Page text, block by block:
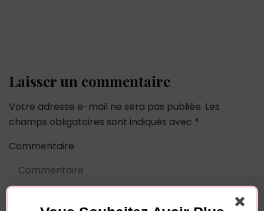
Laisser un commentaire
Votre adresse e-mail ne sera pas publiée. Les
champs obligatoires sont indiqués avec *
Commentaire